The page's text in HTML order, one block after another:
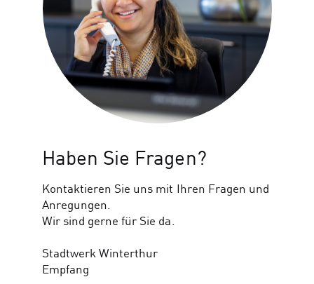
Haben Sie Fragen?
Kontaktieren Sie uns mit Ihren Fragen und
Anregungen.
Wir sind gerne für Sie da.
Stadtwerk Winterthur
Empfang